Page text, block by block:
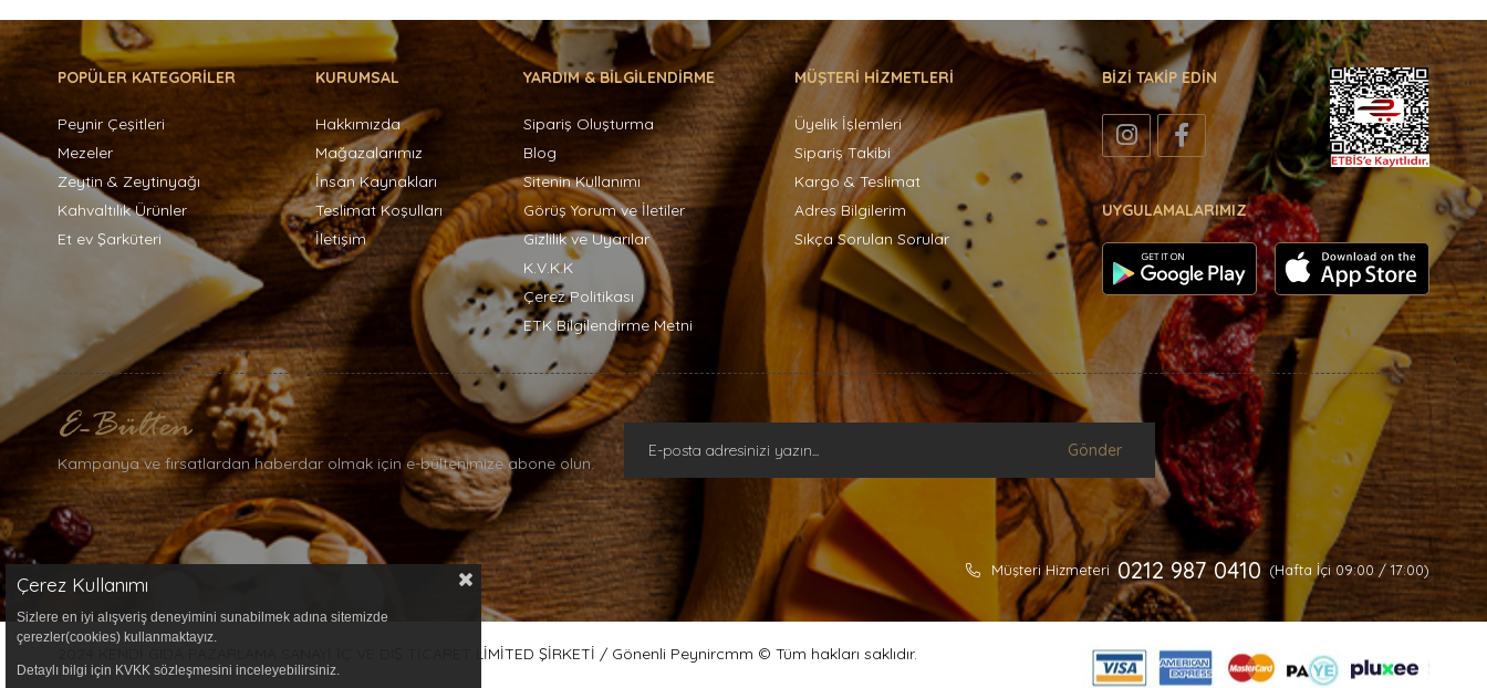
POPÜLER KATEGORİLER
Peynir Çeşitleri
Mezeler
Zeytin & Zeytinyağı
Kahvaltılık Ürünler
Et ev Şarküteri
KURUMSAL
Hakkımızda
Mağazalarımız
İnsan Kaynakları
Teslimat Koşulları
İletişim
YARDIM & BİLGİLENDİRME
Sipariş Oluşturma
Blog
Sitenin Kullanımı
Görüş Yorum ve İletiler
Gizlilik ve Uyarılar
K.V.K.K
Çerez Politikası
ETK Bilgilendirme Metni
MÜŞTERİ HİZMETLERİ
Üyelik İşlemleri
Sipariş Takibi
Kargo & Teslimat
Adres Bilgilerim
Sıkça Sorulan Sorular
BİZİ TAKİP EDİN
UYGULAMALARIMIZ
Kampanya ve fırsatlardan haberdar olmak için e-bültenimize abone olun.
Gönder
Müşteri Hizmeteri 0212 987 0410 (Hafta İçi 09:00 / 17:00)
2024 KENDİ GIDA PAZARLAMA SANAYİ İÇ VE DIŞ TİCARET LİMİTED ŞİRKETİ / Gönenli Peynircmm © Tüm hakları saklıdır.
Çerez Kullanımı
Sizlere en iyi alışveriş deneyimini sunabilmek adına sitemizde
çerezler(cookies) kullanmaktayız.
Detaylı bilgi için KVKK sözleşmesini inceleyebilirsiniz.